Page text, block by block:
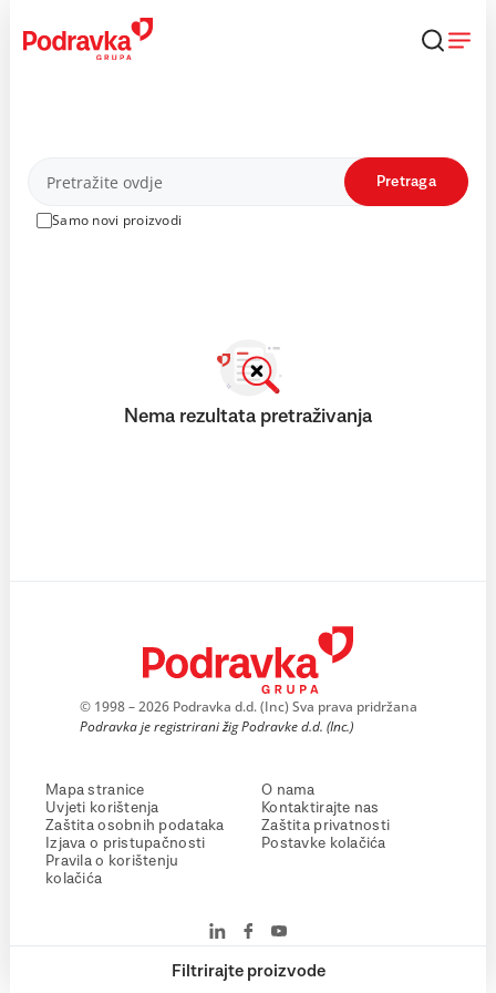
content
Proizvodi
Samo novi proizvodi
Pretraga
Filtrirajte proizvode
Nema rezultata pretraživanja
© 1998 – 2026 Podravka d.d. (Inc) Sva prava pridržana
Podravka je registrirani žig Podravke d.d. (Inc.)
Mapa stranice
Uvjeti korištenja
Zaštita osobnih podataka
Izjava o pristupačnosti
Pravila o korištenju
kolačića
O nama
Kontaktirajte nas
Zaštita privatnosti
Postavke kolačića